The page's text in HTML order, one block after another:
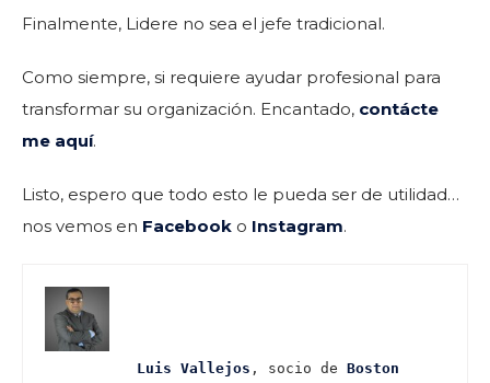
Finalmente, Lidere no sea el jefe tradicional.
Como siempre, si requiere ayudar profesional para
transformar su organización. Encantado, contácte
me aquí.
Listo, espero que todo esto le pueda ser de utilidad…
nos vemos en Facebook o Instagram.
Luis Vallejos , socio de Boston